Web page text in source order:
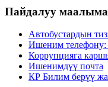
Пайдалуу
Автобустардын
Ишеним телефону:
Коррупцияга
Ишенимдүү почта
КР Билим берүү